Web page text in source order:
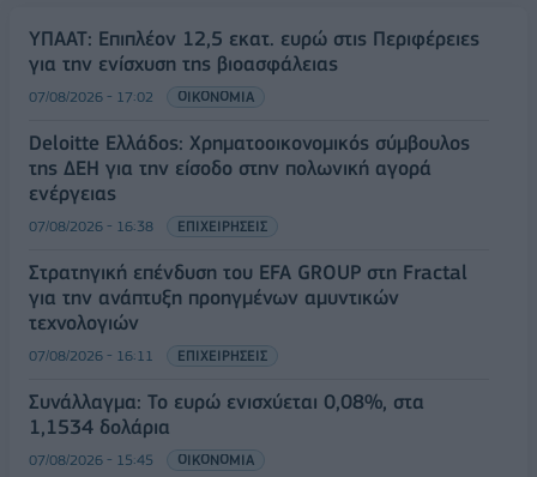
ΥΠΑΑΤ: Επιπλέον 12,5 εκατ. ευρώ στις Περιφέρειες
για την ενίσχυση της βιοασφάλειας
07/08/2026 - 17:02 ΟΙΚΟΝΟΜΙΑ
Deloitte Ελλάδος: Χρηματοοικονομικός σύμβουλος
της ΔΕΗ για την είσοδο στην πολωνική αγορά
ενέργειας
07/08/2026 - 16:38 ΕΠΙΧΕΙΡΗΣΕΙΣ
Στρατηγική επένδυση του EFA GROUP στη Fractal
για την ανάπτυξη προηγμένων αμυντικών
τεχνολογιών
07/08/2026 - 16:11 ΕΠΙΧΕΙΡΗΣΕΙΣ
Συνάλλαγμα: Το ευρώ ενισχύεται 0,08%, στα
1,1534 δολάρια
07/08/2026 - 15:45 ΟΙΚΟΝΟΜΙΑ